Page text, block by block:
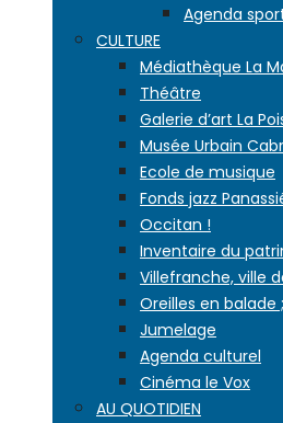
Agenda
CULTURE
Médiathèque La
Théâtre
Galerie d’art La
Musée Urbain
Ecole de musique
Fonds jazz
Occitan !
Inventaire du
Villefranche, ville
Oreilles en
Jumelage
Agenda culturel
Cinéma le Vox
AU QUOTIDIEN